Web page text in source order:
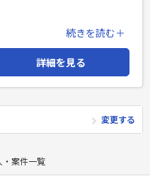
案件一覧
スまでの進行管理をお願
画された案件の要件定義 ・
）の作成 ・デザイナー、開
マニュアルなど、必要資料
認 ・テスト用端末の手配
実務経験が3年以上あり以
続きを読む＋
詳細を見る
変更する